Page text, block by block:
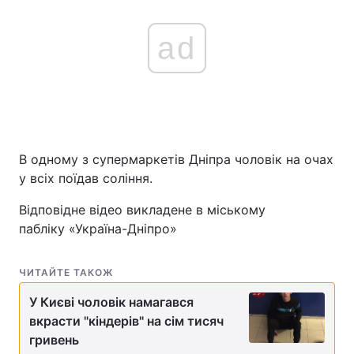
ad
В одному з супермаркетів Дніпра чоловік на очах
у всіх поїдав соління.
Відповідне відео викладене в міському
пабліку «Україна-Дніпро»
ЧИТАЙТЕ ТАКОЖ
У Києві чоловік намагався
вкрасти "кіндерів" на сім тисяч
гривень